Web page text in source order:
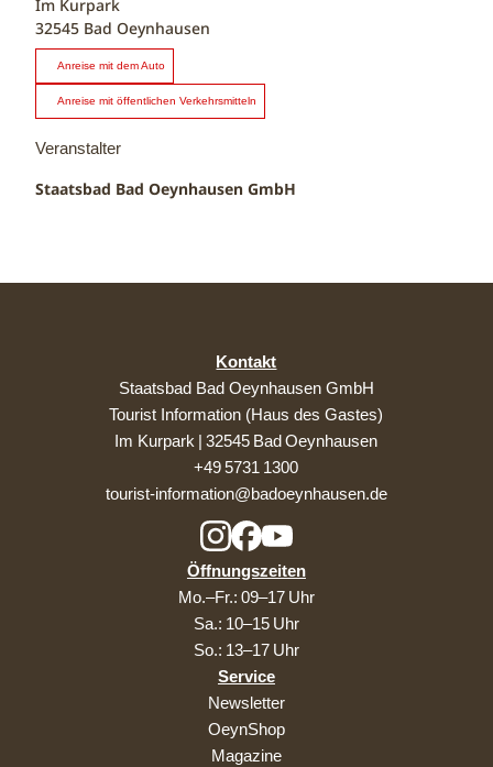
Im Kurpark
32545 Bad Oeynhausen
Anreise mit dem Auto
Anreise mit öffentlichen Verkehrsmitteln
Veranstalter
Staatsbad Bad Oeynhausen GmbH
Kontakt
Staatsbad Bad Oeynhausen GmbH
Tourist Information (Haus des Gastes)
Im Kurpark | 32545 Bad Oeynhausen
+49 5731 1300
tourist-information@badoeynhausen.de
Öffnungszeiten
Mo.–Fr.: 09–17 Uhr
Sa.: 10–15 Uhr
So.: 13–17 Uhr
Service
Newsletter
OeynShop
Magazine